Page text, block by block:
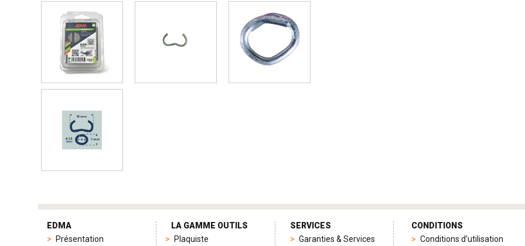
EDMA
Présentation
LA GAMME OUTILS
Plaquiste
SERVICES
Garanties & Services
CONDITIONS
Conditions d'utilisation